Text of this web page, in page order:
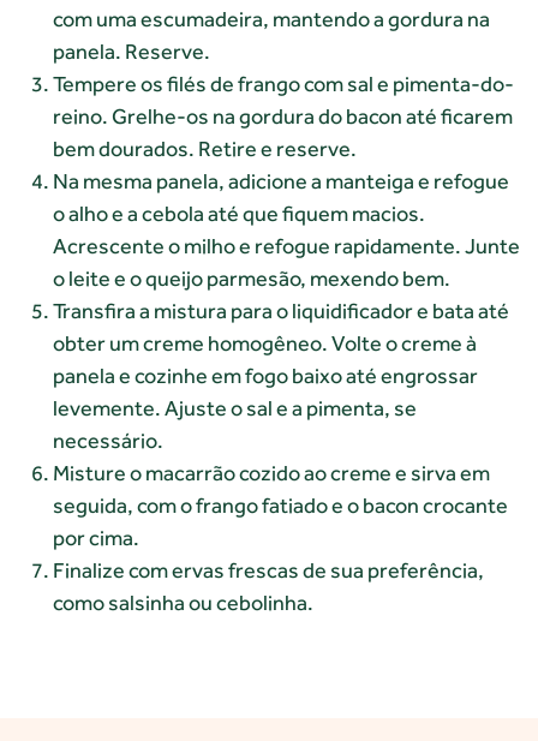
com uma escumadeira, mantendo a gordura na
panela. Reserve.
Tempere os filés de frango com sal e pimenta-do-
reino. Grelhe-os na gordura do bacon até ficarem
bem dourados. Retire e reserve.
Na mesma panela, adicione a manteiga e refogue
o alho e a cebola até que fiquem macios.
Acrescente o milho e refogue rapidamente. Junte
o leite e o queijo parmesão, mexendo bem.
Transfira a mistura para o liquidificador e bata até
obter um creme homogêneo. Volte o creme à
panela e cozinhe em fogo baixo até engrossar
levemente. Ajuste o sal e a pimenta, se
necessário.
Misture o macarrão cozido ao creme e sirva em
seguida, com o frango fatiado e o bacon crocante
por cima.
Finalize com ervas frescas de sua preferência,
como salsinha ou cebolinha.